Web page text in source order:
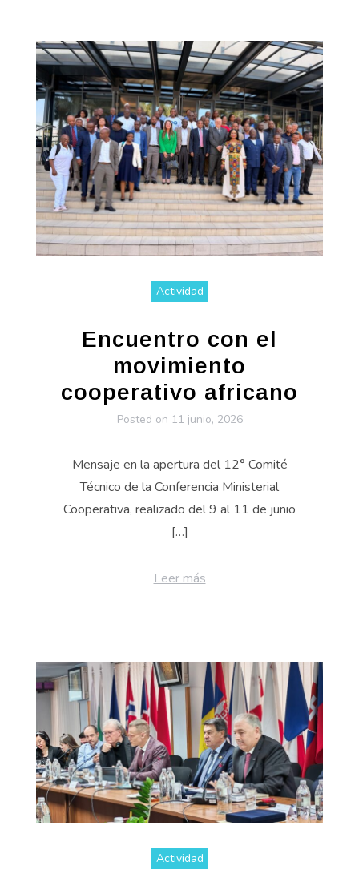
Actividad
Encuentro con el
movimiento
cooperativo africano
Posted on 11 junio, 2026
Mensaje en la apertura del 12° Comité
Técnico de la Conferencia Ministerial
Cooperativa, realizado del 9 al 11 de junio
[…]
Leer más
Actividad